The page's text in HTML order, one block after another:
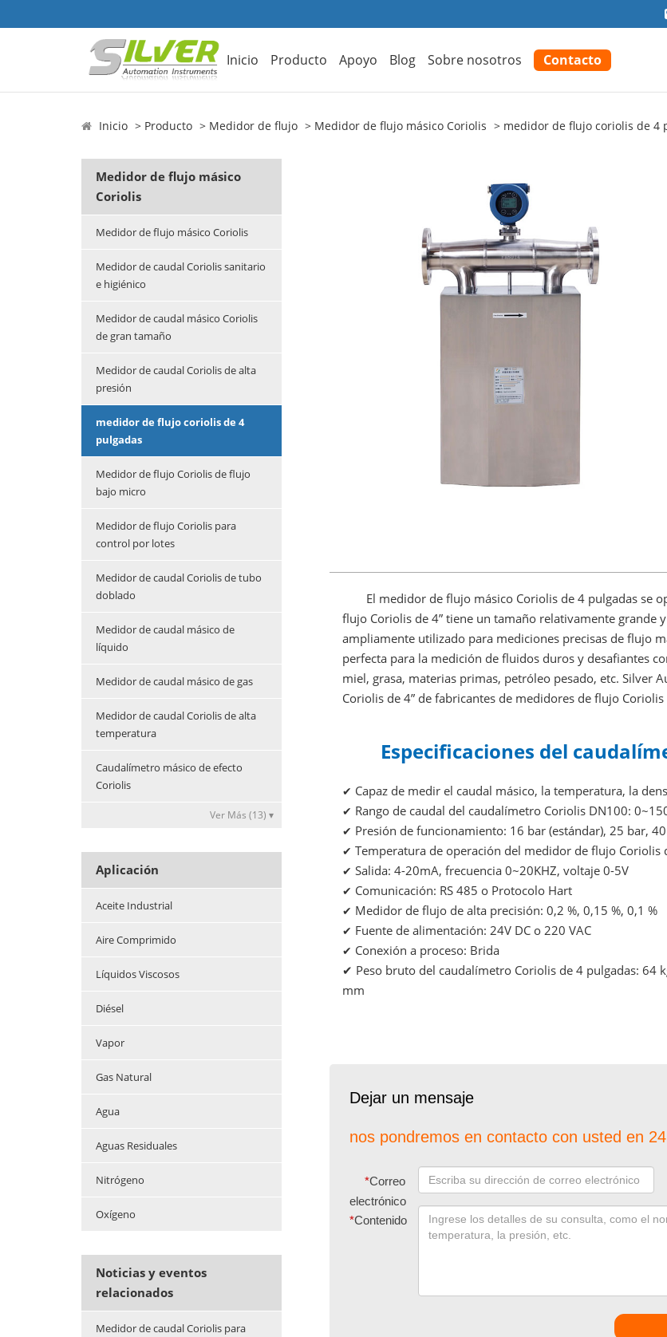
Inicio Producto Apoyo Blog Sobre nosotros Contacto
Inicio Producto Medidor de flujo Medidor de flujo másico Coriolis medidor de flujo coriolis de 4
Medidor de flujo másico
Coriolis
Medidor de flujo másico Coriolis
Medidor de caudal Coriolis sanitario
e higiénico
Medidor de caudal másico Coriolis
de gran tamaño
Medidor de caudal Coriolis de alta
presión
medidor de flujo coriolis de 4
pulgadas
Medidor de flujo Coriolis de flujo
bajo micro
Medidor de flujo Coriolis para
control por lotes
Medidor de caudal Coriolis de tubo
doblado
Medidor de caudal másico de
líquido
Medidor de caudal másico de gas
Medidor de caudal Coriolis de alta
temperatura
Caudalímetro másico de efecto
Coriolis
Ver Más (13) ▾
Aplicación
Aceite Industrial
Aire Comprimido
Líquidos Viscosos
Diésel
Vapor
Gas Natural
Agua
Aguas Residuales
Nitrógeno
Oxígeno
Noticias y eventos
relacionados
Medidor de caudal Coriolis para
El medidor de flujo másico Coriolis de 4 pulgadas se
flujo Coriolis de 4” tiene un tamaño relativamente grande
ampliamente utilizado para mediciones precisas de flujo
perfecta para la medición de fluidos duros y desafiantes
miel, grasa, materias primas, petróleo pesado, etc. Silver
Coriolis de 4” de fabricantes de medidores de flujo
Especificaciones del
✔ Capaz de medir el caudal másico, la temperatura, la
✔ Rango de caudal del caudalímetro Coriolis DN100:
✔ Presión de funcionamiento: 16 bar (estándar), 25 bar,
✔ Temperatura de operación del medidor de flujo Coriolis
✔ Salida: 4-20mA, frecuencia 0~20KHZ, voltaje 0-5V
✔ Comunicación: RS 485 o Protocolo Hart
✔ Medidor de flujo de alta precisión: 0,2 %, 0,15 %, 0,1 %
✔ Fuente de alimentación: 24V DC o 220 VAC
✔ Conexión a proceso: Brida
✔ Peso bruto del caudalímetro Coriolis de 4 pulgadas: 64
mm
Dejar un mensaje
nos pondremos en contacto con usted en
*Correo
electrónico
*Contenido